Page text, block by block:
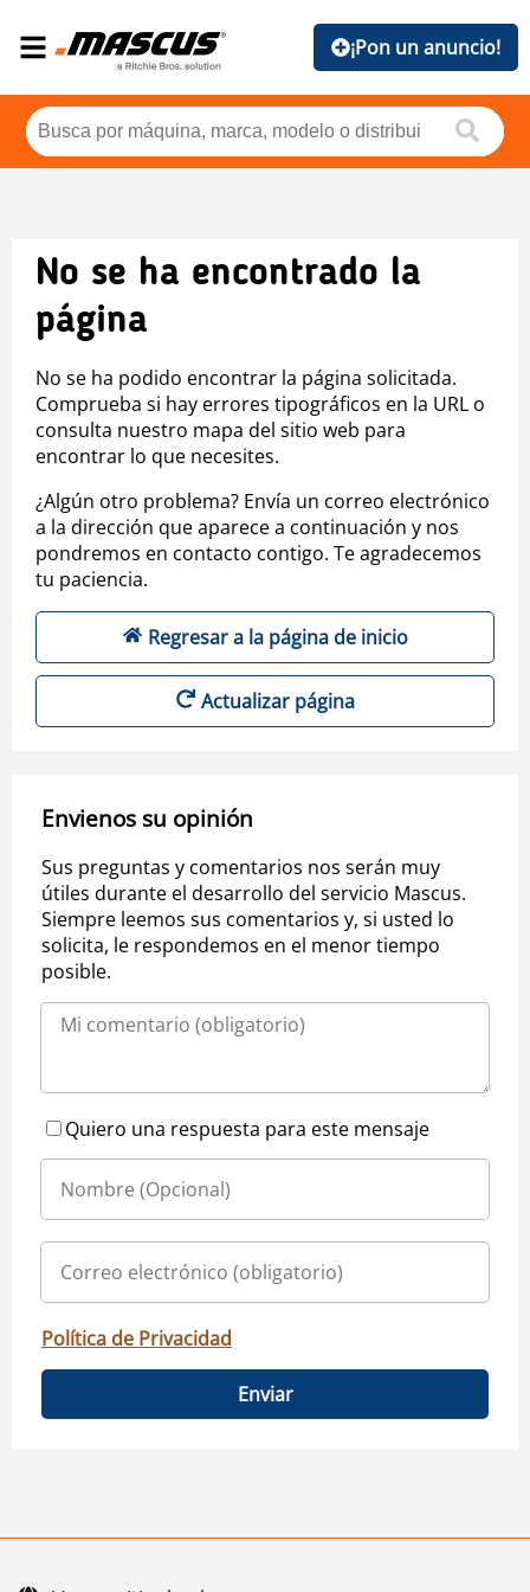
¡Pon un anuncio!
No se ha encontrado la
página
No se ha podido encontrar la página solicitada.
Comprueba si hay errores tipográficos en la URL o
consulta nuestro mapa del sitio web para
encontrar lo que necesites.
¿Algún otro problema? Envía un correo electrónico
a la dirección que aparece a continuación y nos
pondremos en contacto contigo. Te agradecemos
tu paciencia.
Regresar a la página de inicio
Actualizar página
Envienos su opinión
Sus preguntas y comentarios nos serán muy
útiles durante el desarrollo del servicio Mascus.
Siempre leemos sus comentarios y, si usted lo
solicita, le respondemos en el menor tiempo
posible.
Quiero una respuesta para este mensaje
Política de Privacidad
Enviar